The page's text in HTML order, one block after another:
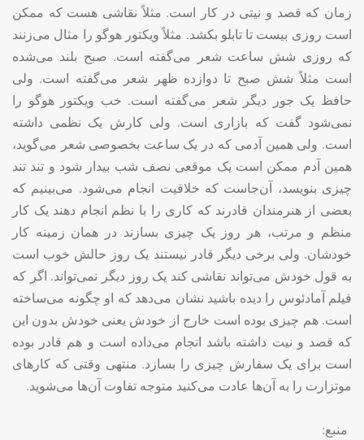
زمان که قصد و نیتی در کار است. مثلاً نقاشی هست که ممکن
است روزی بیست تا تابلو بکشد. مثلاً ویکتور هوگو را مثال می‌زنند
که روزی شش ساعت شعر می‌گفته است. صبح بلند می‌شده
است مثلاً شش صبح تا دوازده ظهر شعر می‌گفته است. ولی
حافظ یک جور دیگر شعر می‌گفته است. خب ویکتور هوگو را
نمی‌شود گفت که بازاری است. ولی کارش یک نظمی داشته
است. ولی همین آدمی که در یک ساعت بخصوصی شعر می‌گوید،
همین آدم ممکن است یک موقعی نصف شب بیدار شود و تند تند
چیزی بنویسد، آن‌جاست که خلاقیت انجام می‌شود. می‌بینیم که
بعضی از هنرمندان قادرند که کاری را با نظم انجام دهند یک کار
منظم و مرتب، هر روز یک چیزی بسازند در همان زمینه کار
خودشان. ولی برخی دیگر قادر نیستند یک روز حالش خوب است
به قول خودش می‌تواند نقاشی کند یک روز دیگر نمی‌تواند. اگر که
فیلم آمادئوس را دیده باشید نشان می‌دهد که او چگونه می‌ساخته
است. هم چیزی بوده است خارج از خودش یعنی خودش بدون این
که قصد و نیت داشته باشد انجام می‌داده است و هم قادر بوده
است برای یک سفارش چیزی را بسازد. منتهی وقتی که کارهای
موتزارت را به آن‌ها عادت می‌کنید متوجه تفاوت آن‌ها می‌شوید.
منبع: